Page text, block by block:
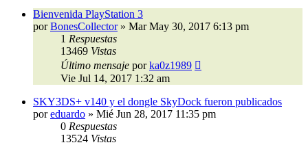
Bienvenida PlayStation 3
porBonesCollector» Mar May 30, 2017 6:13 pm
1 Respuestas
13469 Vistas
Último mensaje porka0z1989
Vie Jul 14, 2017 1:32 am
SKY3DS+ v140 y el dongle SkyDock fueron publicados
poreduardo » Mié Jun 28, 2017 11:35 pm
0 Respuestas
13524 Vistas